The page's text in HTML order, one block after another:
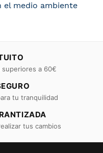
el medio ambiente
superiores a 60€
tu tranquilidad
tus cambios